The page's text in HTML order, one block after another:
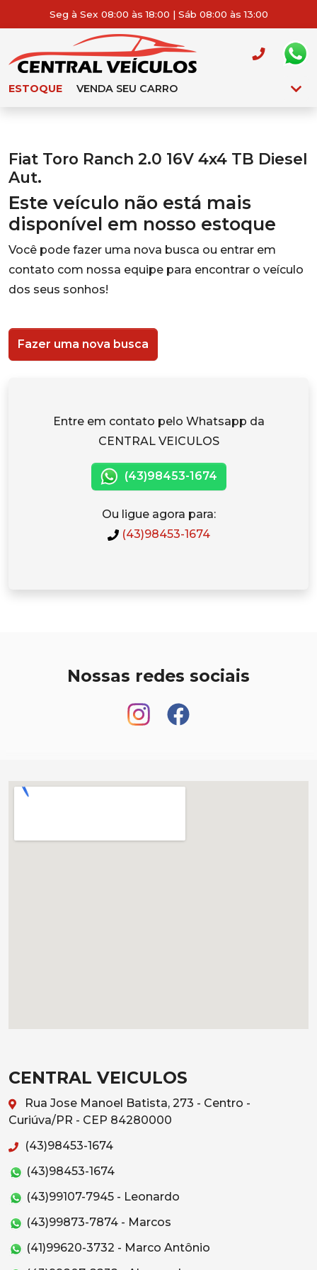
Seg à Sex 08:00 às 18:00 | Sáb 08:00 às 13:00
ESTOQUE VENDA SEU CARRO
Fiat Toro Ranch 2.0 16V 4x4 TB Diesel
Aut.
Este veículo não está mais
disponível em nosso estoque
Você pode fazer uma nova busca ou entrar em
contato com nossa equipe para encontrar o veículo
dos seus sonhos!
Fazer uma nova busca
Entre em contato pelo Whatsapp da
CENTRAL VEICULOS
(43)98453-1674
Ou ligue agora para:
(43)98453-1674
Nossas redes sociais
CENTRAL VEICULOS
Rua Jose Manoel Batista, 273 - Centro -
Curiúva/PR - CEP 84280000
(43)98453-1674
(43)98453-1674
(43)99107-7945 - Leonardo
(43)99873-7874 - Marcos
(41)99620-3732 - Marco Antônio